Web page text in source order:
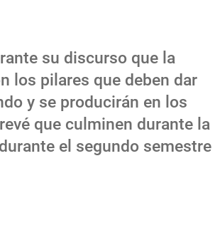
su discurso que la
los pilares que deben dar
y se producirán en los
que culminen durante la
el segundo semestre